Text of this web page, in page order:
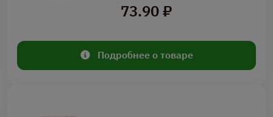
73.90 ₽
Подробнее о товаре